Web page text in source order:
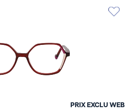
PRIX EXCLU WEB